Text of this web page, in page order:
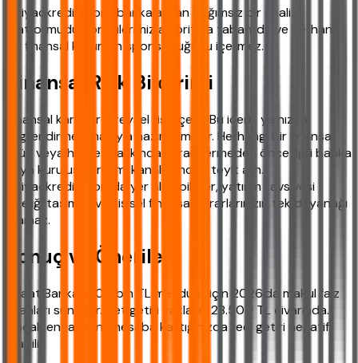
ihtiyackredisi.com, bankalardan bağımsız bir analiz
platformudur; önerilerimiz algoritma tabanlıdır ve herhangi
bir finansal kurumun sponsorluğunu içermez.
Finansal Risk Bildirimi
Finansal kararlar bireysel risk içerir. Bu içerik yalnızca
bilgilendirme amacıyla hazırlanmıştır. Herhangi bir finansal
ürün veya hizmet hakkında karar vermeden önce İlgili banka
veya kuruluşun resmi kanallarından teyit alın.
ihtiyackredisi.com'da yer alan bilgiler, yatırım tavsiyesi
niteliği taşımaz ve kişisel finansal kararlarınızın tek dayanağı
olamaz.
Sonuç ve Öneriler
Ziraat Bankası 100 bin TL mevduat için 2026'da makul faiz
oranları sunuyor. Net getiri yaklaşık 28.500 TL civarında.
Ancak enflasyonu hesaba kattığınızda reel getiri negatif
olabilir.